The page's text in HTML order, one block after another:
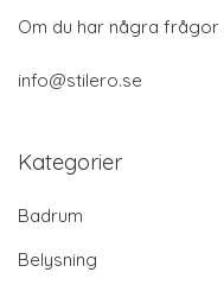
Om du har några
info@stilero.se
Kategorier
Badrum
Belysning